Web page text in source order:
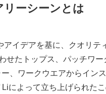
ーシーンとは
イデアを基に、クオリテ
せたトップス、パッチワ
、ワークウエアからイン
によって立ち上げられた